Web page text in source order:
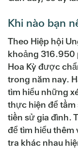
Khi nào bạn
Theo Hiệp hội
khoảng 316.950
Hoa Kỳ được
trong năm nay.
tìm hiểu những
thực hiện để
tiền sử gia đình.
để tìm hiểu thêm
tra khác nhau